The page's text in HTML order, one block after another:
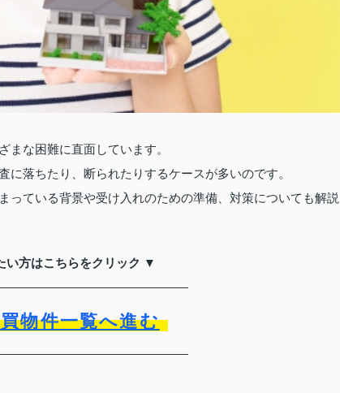
まな困難に直面しています。
落ちたり、断られたりするケースが多いのです。
っている背景や受け入れのための準備、対策についても解説
い方はこちらをクリック ▼
物件一覧へ進む